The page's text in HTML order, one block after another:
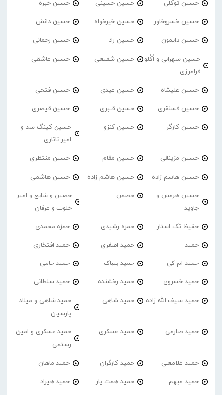
حسین توکلی حسین حسینی حسین خبره
حسین خسروخاور حسین خیرخواه حسین دانش
حسین دایمون حسین راد حسین رحمانی
حسین سهرابی و اُکُلو
فرامرزی
حسین شفیعی حسین عاشقی
حسین علیشاه حسین عیدی حسین فتحی
حسین فسنقری حسین قنبری حسین قیصری
حسین کارگر حسین کنزو
حسین کینگ سد و
امیر تاتاری
حسین مزینانی حسین مقام حسین منتظری
حسین هاسم زاده حسین هاشم زاده حسین هاشمی
حسین هرمس و
جاوید
حصمن
حصین و شایع و امیر
خلوت و عرفان
حفیظ تک استار حمزه رشیدی حمزه محمدی
حمید حمید اصغری حمید افتخاری
حمید ام کی حمید بیباک حمید حامی
حمید خسروی حمید رخشنده حمید سلطانی
حمید سیف الله زاده حمید شاهی
حمید شاهی و میلاد
پارسیان
حمید صارمی حمید عسکری
حمید عسکری و امین
رستمی
حمید غلامعلی حمید کارگران حمید ماهان
حمید مبهم حمید همت یار حمید هیراد